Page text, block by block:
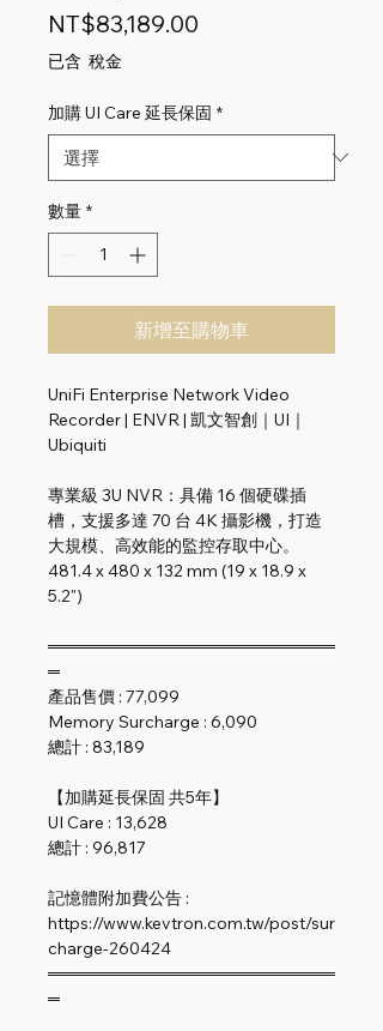
NT$83,189.00
已含 稅金
加購 UI Care 延長保固 *
數量 *
新增至購物車
UniFi Enterprise Network Video
Recorder | ENVR | 凱文智創｜UI｜
Ubiquiti
專業級 3U NVR：具備 16 個硬碟插
槽，支援多達 70 台 4K 攝影機，打造
大規模、高效能的監控存取中心。
481.4 x 480 x 132 mm (19 x 18.9 x
5.2")
════════════════════════
═
產品售價 : 77,099
Memory Surcharge : 6,090
總計 : 83,189
【加購延長保固 共5年】
UI Care : 13,628
總計 : 96,817
記憶體附加費公告 :
https://www.kevtron.com.tw/post/sur
charge-260424
════════════════════════
═